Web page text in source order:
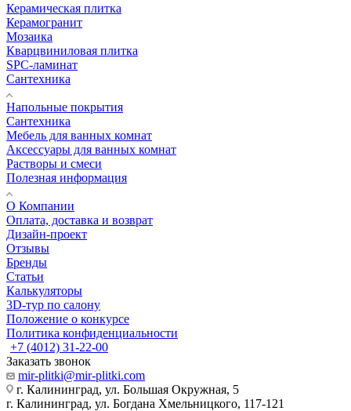
Керамическая плитка
Керамогранит
Мозаика
Кварцвиниловая плитка
SPC-ламинат
Сантехника
Напольные покрытия
Сантехника
Мебель для ванных комнат
Аксессуары для ванных комнат
Растворы и смеси
Полезная информация
О Компании
Оплата, доставка и возврат
Дизайн-проект
Отзывы
Бренды
Статьи
Калькуляторы
3D-тур по салону
Положение о конкурсе
Политика конфиденциальности
+7 (4012) 31-22-00
Заказать звонок
mir-plitki@mir-plitki.com
г. Калининград, ул. Большая Окружная, 5
г. Калининград, ул. Богдана Хмельницкого, 117-121